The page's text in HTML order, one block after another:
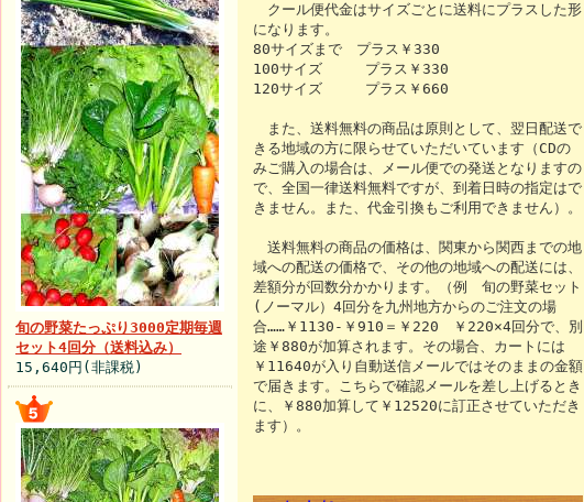
旬の野菜たっぷり3000定期毎週
セット4回分（送料込み）
15,640円(非課税)
クール便代金はサイズごとに送料にプラスした形
になります。
80サイズまで プラス￥330
100サイズ プラス￥330
120サイズ プラス￥660
また、送料無料の商品は原則として、翌日配送で
きる地域の方に限らせていただいています（CDの
みご購入の場合は、メール便での発送となりますの
で、全国一律送料無料ですが、到着日時の指定はで
きません。また、代金引換もご利用できません）。
送料無料の商品の価格は、関東から関西までの地
域への配送の価格で、その他の地域への配送には、
差額分が回数分かかります。（例 旬の野菜セット
(ノーマル）4回分を九州地方からのご注文の場
合……￥1130-￥910＝￥220 ￥220×4回分で、別
途￥880が加算されます。その場合、カートには
￥11640が入り自動送信メールではそのままの金額
で届きます。こちらで確認メールを差し上げるとき
に、￥880加算して￥12520に訂正させていただき
ます）。